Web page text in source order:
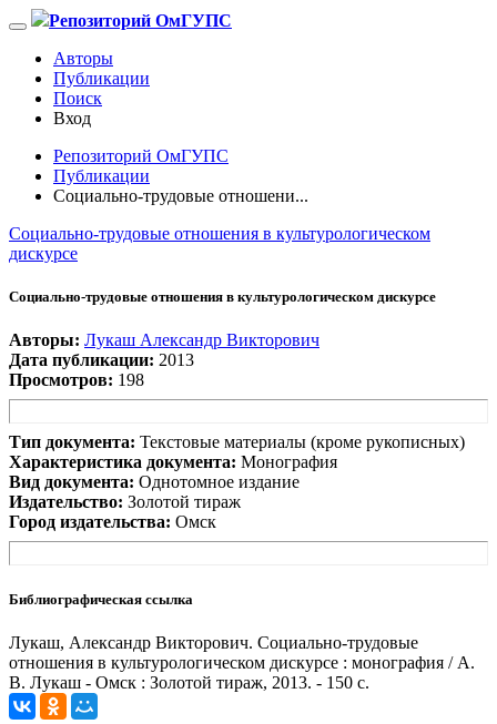
Репозиторий ОмГУПС
Авторы
Публикации
Поиск
Вход
Репозиторий ОмГУПС
Публикации
Социально-трудовые отношени...
Социально-трудовые отношения в культурологическом
дискурсе
Социально-трудовые отношения в культурологическом дискурсе
Авторы: Лукаш Александр Викторович
Дата публикации: 2013
Просмотров: 198
Тип документа: Текстовые материалы (кроме рукописных)
Характеристика документа: Монография
Вид документа: Однотомное издание
Издательство: Золотой тираж
Город издательства: Омск
Библиографическая ссылка
Лукаш, Александр Викторович. Социально-трудовые
отношения в культурологическом дискурсе : монография / А.
В. Лукаш - Омск : Золотой тираж, 2013. - 150 с.